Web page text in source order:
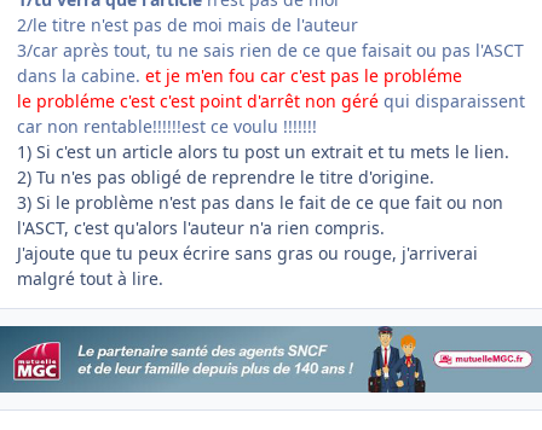
2/le titre n'est pas de moi mais de l'auteur
3/car après tout, tu ne sais rien de ce que faisait ou pas l'ASCT
dans la cabine. et je m'en fou car c'est pas le probléme
le probléme c'est c'est point d'arrêt non géré qui disparaissent
car non rentable!!!!!!est ce voulu !!!!!!!
1) Si c'est un article alors tu post un extrait et tu mets le lien.
2) Tu n'es pas obligé de reprendre le titre d'origine.
3) Si le problème n'est pas dans le fait de ce que fait ou non
l'ASCT, c'est qu'alors l'auteur n'a rien compris.
J'ajoute que tu peux écrire sans gras ou rouge, j'arriverai
malgré tout à lire.